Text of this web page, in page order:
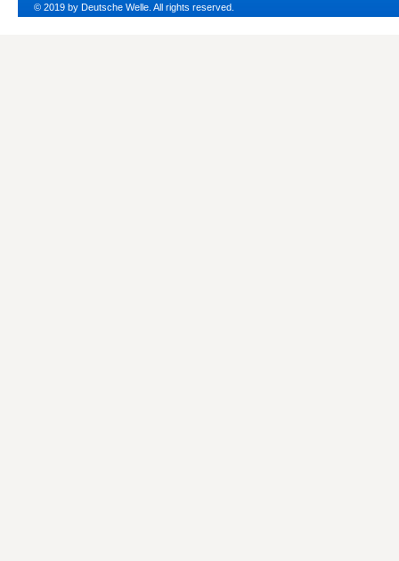
© 2019 by Deutsche Welle. All rights reserved.